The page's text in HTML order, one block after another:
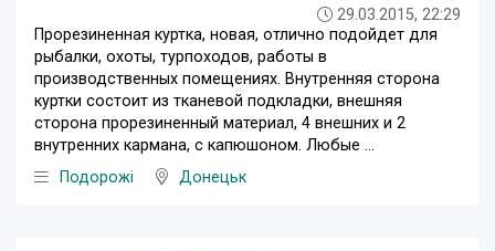
29.03.2015, 22:29
Прорезиненная куртка, новая, отлично подойдет для
рыбалки, охоты, турпоходов, работы в
производственных помещениях. Внутренняя сторона
куртки состоит из тканевой подкладки, внешняя
сторона прорезиненный материал, 4 внешних и 2
внутренних кармана, с капюшоном. Любые ...
Подорожі
Донецьк